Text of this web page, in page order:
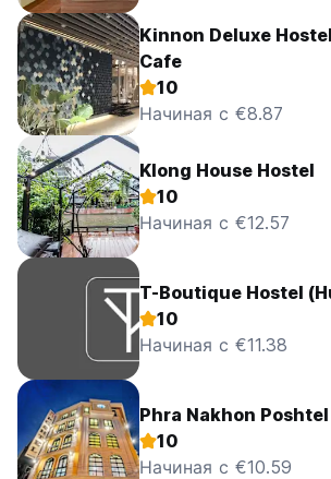
Kinnon Deluxe
Cafe
10
Начиная с €8.87
Klong House Hostel
10
Начиная с €12.57
T-Boutique Hostel
10
Начиная с €11.38
Phra Nakhon Poshtel
10
Начиная с €10.59